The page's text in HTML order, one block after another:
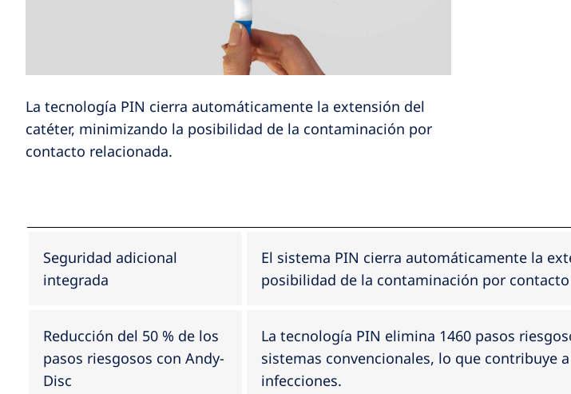
La tecnología PIN cierra automáticamente la extensión del
catéter, minimizando la posibilidad de la contaminación por
contacto relacionada.
Seguridad adicional
integrada
El sistema PIN cierra automáticamente la
posibilidad de la contaminación por
Reducción del 50 % de los
pasos riesgosos con Andy-
Disc
La tecnología PIN elimina 1460 pasos
sistemas convencionales, lo que contribuye
infecciones.